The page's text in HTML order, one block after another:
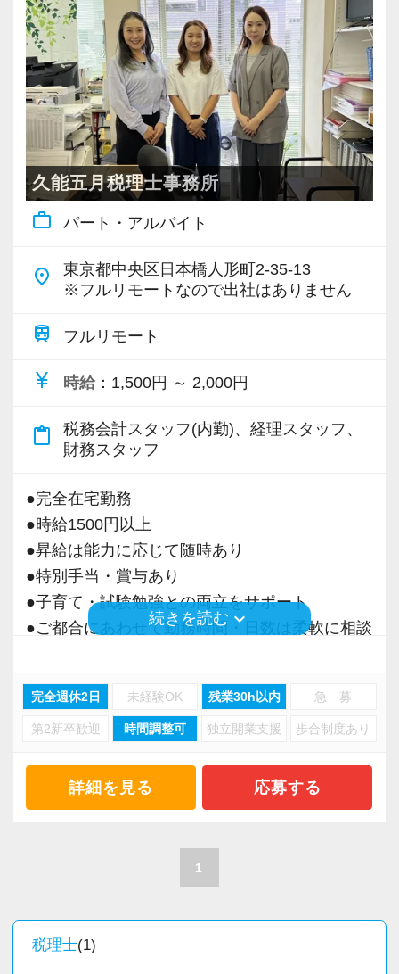
久能五月税理士事務所
work_outline パート・アルバイト
place
東京都中央区日本橋人形町2-35-13
※フルリモートなので出社はありません
train フルリモート
currency_yen 時給 ：1,500円 ～ 2,000円
content_paste
税務会計スタッフ(内勤)、経理スタッフ、
財務スタッフ
●完全在宅勤務
●時給1500円以上
●昇給は能力に応じて随時あり
●特別手当・賞与あり
●子育て・試験勉強との両立をサポート
●ご都合にあわせて勤務時間・日数は柔軟に相談
●正社員登用あり
当事務所は、創業期や成長期の企業を中心に支
現代では電子化が進んでいることから人も会社
も生産性が求められており、当事務所でもDXを
職員一人ひとりの力がそのまま事業運営に直結
するところで、個人事務所ならではの面白さと
新しいチャレンジが沢山ありますので、飽きる
続きを読む keyboard_arrow_down
完全週休2日 未経験OK 残業30h以内 急 募
第2新卒歓迎 時間調整可 独立開業支援 歩合制度あり
詳細を見る 応募する
1
税理士(1)